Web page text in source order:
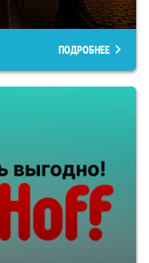
ПОДРОБНЕЕ